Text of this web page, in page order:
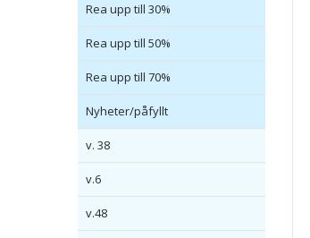
Rea upp till 30%
Rea upp till 50%
Rea upp till 70%
Nyheter/påfyllt
v. 38
v.6
v.48